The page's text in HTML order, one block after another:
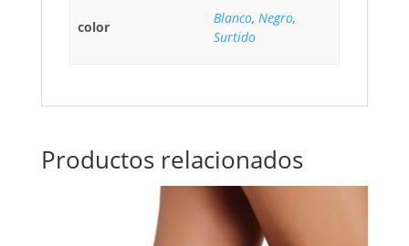
color
Blanco, Negro,
Surtido
Productos relacionados